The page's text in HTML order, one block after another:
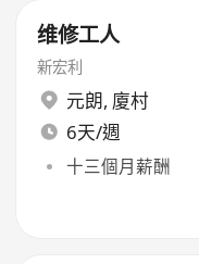
维修工人
新宏利
元朗, 廈村
6天/週
十三個月薪酬